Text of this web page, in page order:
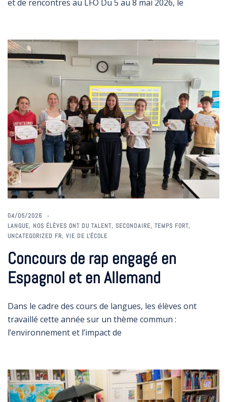
et de rencontres au LFO Du 5 au 8 mai 2026, le
04/05/2026
LANGUE, NOS ÉLÈVES ONT DU TALENT, SECONDAIRE, TEMPS FORT,
UNCATEGORIZED FR, VIE DE L'ÉCOLE
Concours de rap engagé en
Espagnol et en Allemand
Dans le cadre des cours de langues, les élèves ont
travaillé cette année sur un thème commun :
l’environnement et l’impact de